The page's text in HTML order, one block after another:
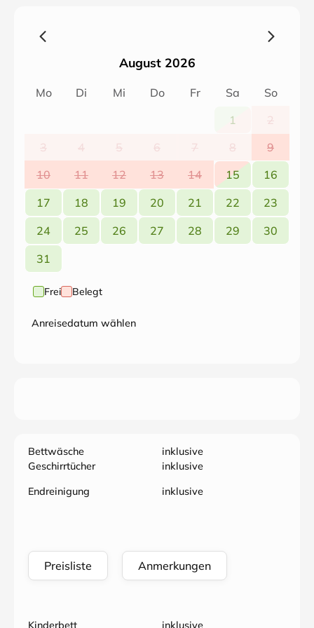
August 2026
Mo Di Mi Do Fr Sa
So
1
2
3
4 5 6 7 8
9
10
11 12 13 14 15
16
17
18 19 20 21 22
23
24
25 26 27 28 29
30
31
Frei Belegt
Anreisedatum wählen
Bettwäsche
inklusive
Geschirrtücher
inklusive
Endreinigung
inklusive
Preisliste Anmerkungen
Kinderbett inklusive